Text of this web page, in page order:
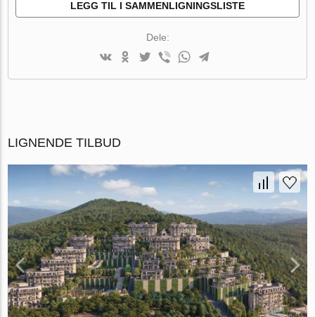
LEGG TIL I SAMMENLIGNINGSLISTE
Dele:
LIGNENDE TILBUD